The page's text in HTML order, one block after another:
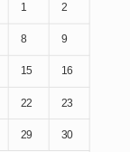
1 2
8 9
15 16
22 23
29 30